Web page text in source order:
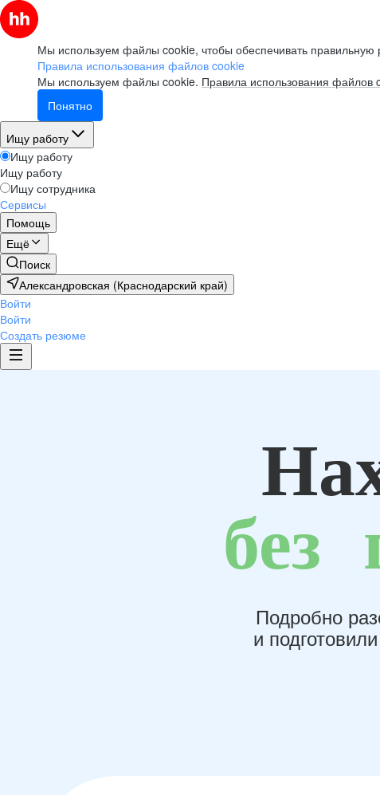
Мы используем файлы cookie, чтобы обеспечивать правильную
Правила использования файлов cookie
Мы используем файлы cookie. Правила использования файлов
Понятно
Ищу работу
Ищу работу
Ищу работу
Ищу сотрудника
Сервисы
Помощь
Ещё
Поиск
Александровская (Краснодарский край)
Войти
Войти
Создать резюме
без
Подробно
и